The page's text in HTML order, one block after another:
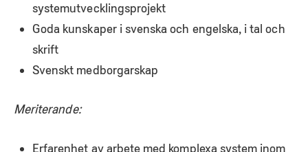
systemutvecklingsprojekt
Goda kunskaper i svenska och engelska, i tal och
skrift
Svenskt medborgarskap
Meriterande:
Erfarenhet av arbete med komplexa system inom